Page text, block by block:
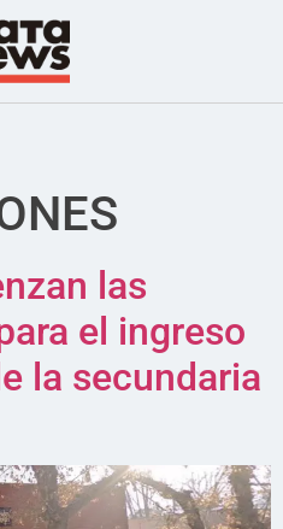
las
el ingreso
la secundaria